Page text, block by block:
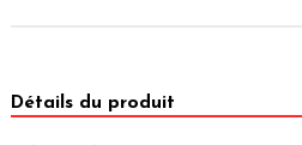
Détails du produit